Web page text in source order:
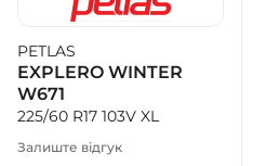
PETLAS
EXPLERO WINTER
W671
225/60 R17 103V XL
Залиште відгук